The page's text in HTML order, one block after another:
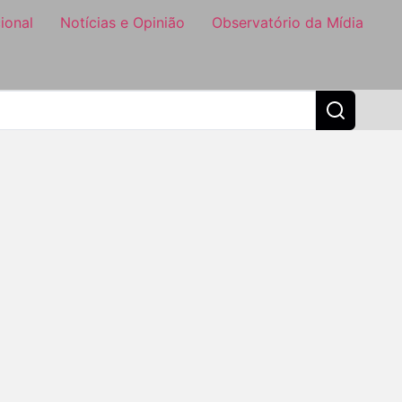
Notícias e Opinião Observatório da Mídia